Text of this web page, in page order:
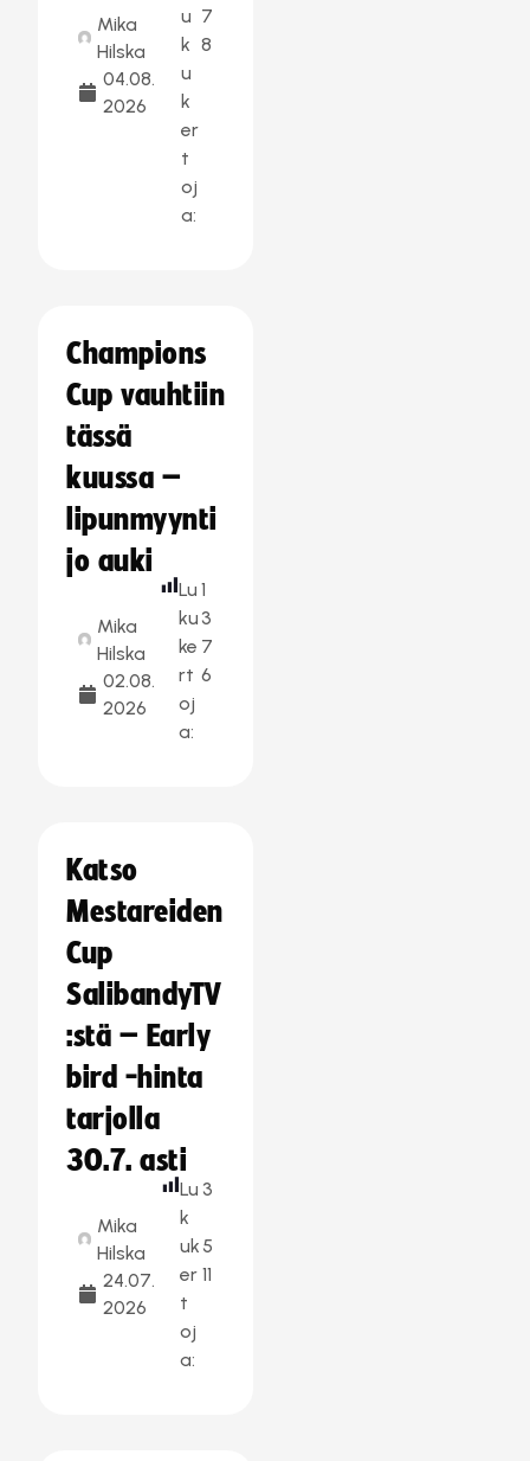
Mika
Hilska
04.08.
2026
u
k
u
k
er
t
oj
a:
7
8
Champions
Cup vauhtiin
tässä
kuussa –
lipunmyynti
jo auki
Mika
Hilska
02.08.
2026
Lu
ku
ke
rt
oj
a:
1
3
7
6
Katso
Mestareiden
Cup
SalibandyTV
:stä – Early
bird -hinta
tarjolla
30.7. asti
Mika
Hilska
24.07.
2026
Lu
k
uk
er
t
oj
a:
3
5
11